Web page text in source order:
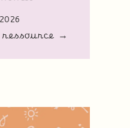
→